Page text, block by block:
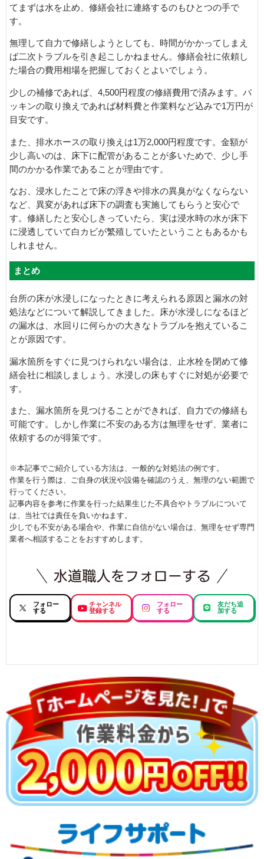
てまずは水を止め、修繕会社に連絡するのもひとつの手で
す。
無理して自力で修繕しようとしても、時間がかかってしまえ
ば二次トラブルを引き起こしかねません。修繕会社に依頼し
た場合の費用相場を把握しておくとよいでしょう。
少しの補修であれば、4,500円程度の修繕費用で済みます。パ
ッキンの取り換えであれば材料費と作業料など込みで1万円が
目安です。
また、排水ホースの取り換えは1万2,000円程度です。金額が
少し高いのは、床下に配管があることが多いためで、少し手
間のかかる作業であることが理由です。
なお、浸水したことで床の浮きや排水の異臭がなくならない
など、異変があれば床下の調査も実施してもらうと安心で
す。修繕したと安心しきっていたら、実は浸水時の水が床下
に浸透していて白カビが繁殖していたということもあるかも
しれません。
まとめ
台所の床が水浸しになったときに考えられる原因と漏水の対
処法などについて解説してきました。床が水浸しになるほど
の漏水は、水回りに何らかの大きなトラブルを抱えているこ
とが原因です。
漏水箇所をすぐに見つけられない場合は、止水栓を閉めて修
繕会社に相談しましょう。水浸しの床もすぐに対処が必要で
す。
また、漏水箇所を見つけることができれば、自力での修繕も
可能です。しかし作業に不安のある方は無理をせず、業者に
依頼するのが得策です。
※本記事でご紹介している方法は、一般的な対処法の例です。
作業を行う際は、ご自身の状況や設備を確認のうえ、無理のない範囲で
行ってください。
記事内容を参考に作業を行った結果生じた不具合やトラブルについて
は、当社では責任を負いかねます。
少しでも不安がある場合や、作業に自信がない場合は、無理をせず専門
業者へ相談することをおすすめします。
フォロー
する
チャンネル
登録する
フォロー
する
友だち追
加する